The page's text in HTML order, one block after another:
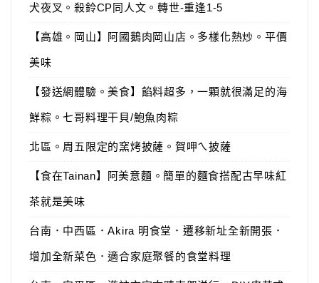
犬夜叉。殺鈴CP同人文。轉世-重逢1-5
【高雄。岡山】阿國鵝肉岡山店。多樣化熱炒。平價
美味
【發送網體驗。美食】餡料超多，一顆就很滿足的海
鮮粽。七哥料理干貝/鮑魚肉粽
北區。周五限定的窯烤披薩。賀呷ㄟ披薩
【食在Tainan】阿美意麵。簡單的麵食搭配古早味紅
茶就是美味
台南．中西區．Akira 明食堂．遷移新址全新開張．
增加全新菜色．適合家庭聚餐的食堂料理